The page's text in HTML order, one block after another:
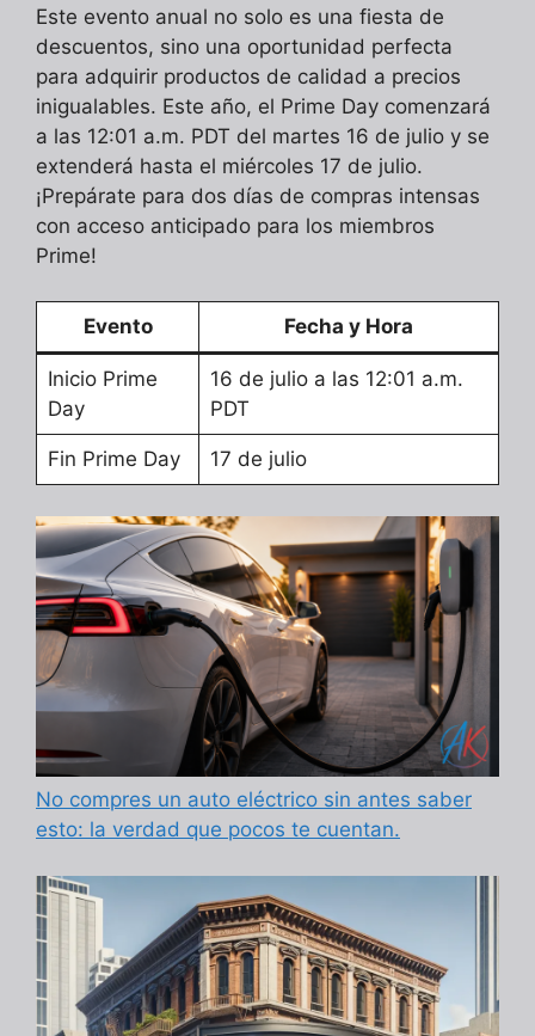
Este evento anual no solo es una fiesta de
descuentos, sino una oportunidad perfecta
para adquirir productos de calidad a precios
inigualables. Este año, el Prime Day comenzará
a las 12:01 a.m. PDT del martes 16 de julio y se
extenderá hasta el miércoles 17 de julio.
¡Prepárate para dos días de compras intensas
con acceso anticipado para los miembros
Prime!
Evento Fecha y Hora
Inicio Prime
Day
16 de julio a las 12:01 a.m.
PDT
Fin Prime Day 17 de julio
No compres un auto eléctrico sin antes saber
esto: la verdad que pocos te cuentan.